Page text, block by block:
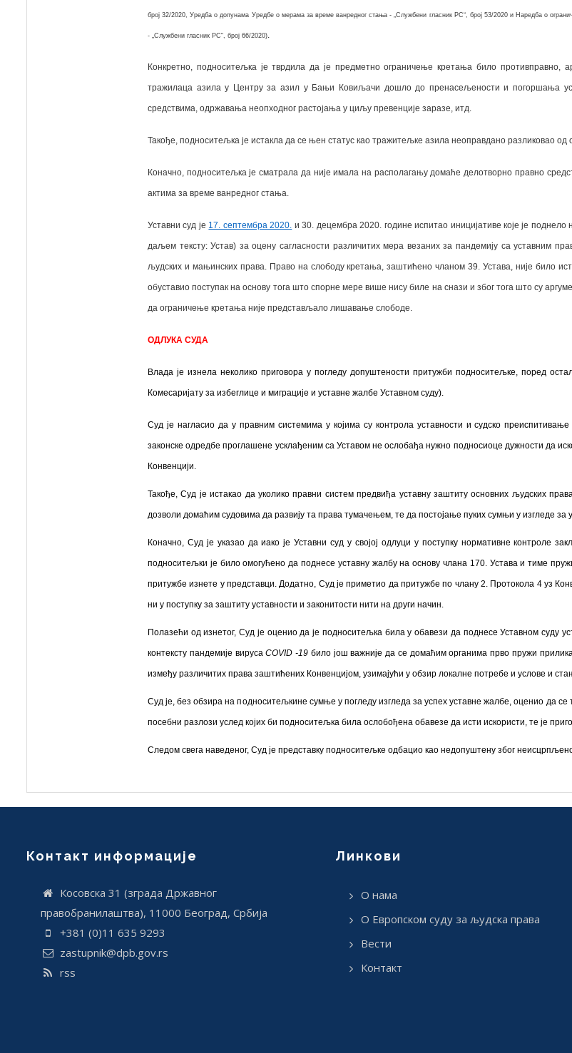
број 32/2020, Уредба о допунама Уредбе о мерама за време ванредног стања - „Службени гласник РС“, број 53/2020 и Наредба о
- „Службени гласник РС“, број 66/2020).
Конкретно, подноситељка је тврдила да је предметно ограничење кретања било противправно,
тражилаца азила у Центру за азил у Бањи Ковиљачи дошло до пренасељености и погоршања
средствима, одржавања неопходног растојања у циљу превенције заразе, итд.
Такође, подноситељка је истакла да се њен статус као тражитељке азила неоправдано разликовао од
Коначно, подноситељка је сматрала да није имала на располагању домаће делотворно правно
актима за време ванредног стања.
Уставни суд је 17. септембра 2020. и 30. децембра 2020. године испитао иницијативе које је
даљем тексту: Устав) за оцену сагласности различитих мера везаних за пандемију са уставним
људских и мањинских права. Право на слободу кретања, заштићено чланом 39. Устава, није било
обуставио поступак на основу тога што спорне мере више нису биле на снази и због тога што су
да ограничење кретања није представљало лишавање слободе.
ОДЛУКА СУДА
Влада је изнела неколико приговора у погледу допуштености притужби подноситељке, поред
Комесаријату за избеглице и миграције и уставне жалбе Уставном суду).
Суд је нагласио да у правним системима у којима су контрола уставности и судско
законске одредбе проглашене усклађеним са Уставом не ослобађа нужно подносиоце дужности да
Конвенцији.
Такође, Суд је истакао да уколико правни систем предвиђа уставну заштиту основних људских
дозволи домаћим судовима да развију та права тумачењем, те да постојање пуких сумњи у изгледе за
Коначно, Суд је указао да иако је Уставни суд у својој одлуци у поступку нормативне контроле
подноситељки је било омогућено да поднесе уставну жалбу на основу члана 170. Устава и тиме
притужбе изнете у представци. Додатно, Суд је приметио да притужбе по члану 2. Протокола 4 уз
ни у поступку за заштиту уставности и законитости нити на други начин.
Полазећи од изнетог, Суд је оценио да је подноситељка била у обавези да поднесе Уставном суду
контексту пандемије вирусаCOVID -19 било још важније да се домаћим органима прво пружи
између различитих права заштићених Конвенцијом, узимајући у обзир локалне потребе и услове и
Суд је, без обзира на подноситељкине сумње у погледу изгледа за успех уставне жалбе, оценио да
посебни разлози услед којих би подноситељка била ослобођена обавезе да исти искористи, те је
Следом свега наведеног, Суд је представку подноситељке одбацио као недопуштену због
Контакт информације
Косовска 31 (зграда Државног
правобранилаштва), 11000 Београд, Србија
+381 (0)11 635 9293
zastupnik@dpb.gov.rs
rss
Линкови
О нама
О Европском суду за људска права
Вести
Контакт